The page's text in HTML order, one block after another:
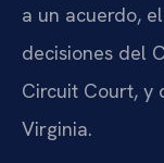
a un acuerdo,
decisiones del
Circuit Court, y
Virginia.